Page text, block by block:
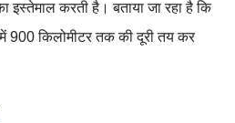
इस्तेमाल करती है। बताया जा रहा है कि
900 किलोमीटर तक की दूरी तय कर